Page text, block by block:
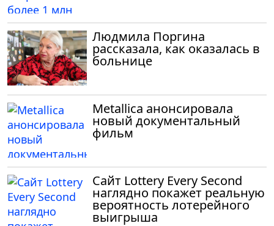
Людмила Поргина
рассказала, как оказалась в
больнице
Metallica анонсировала
новый документальный
фильм
Сайт Lottery Every Second
наглядно покажет реальную
вероятность лотерейного
выигрыша